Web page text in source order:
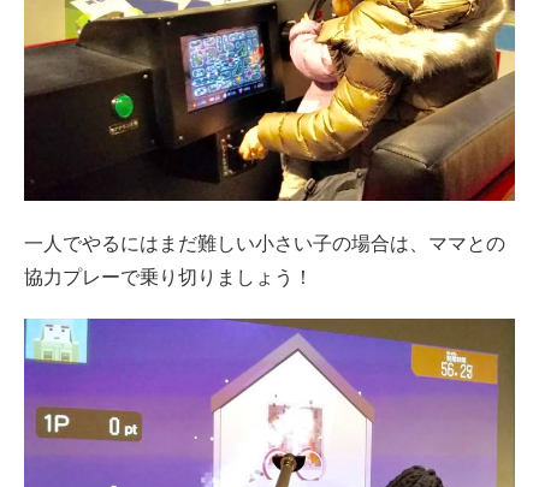
一人でやるにはまだ難しい小さい子の場合は、ママとの
協力プレーで乗り切りましょう！